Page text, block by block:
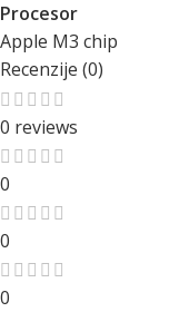
Procesor
Apple M3 chip
Recenzije (0)
0 reviews
0
0
0